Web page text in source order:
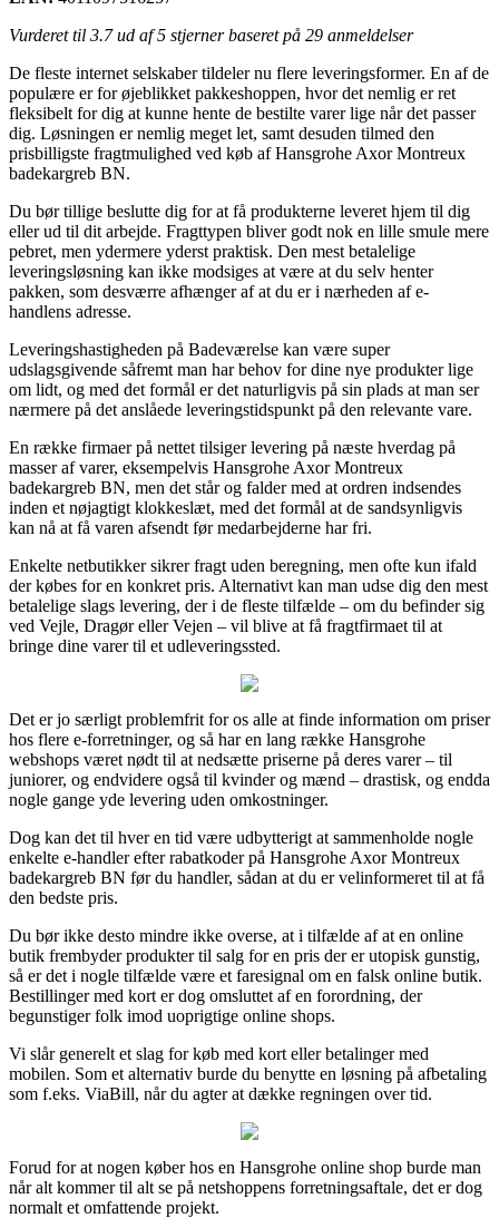
Vurderet til 3.7ud af 5 stjerner baseret på 29 anmeldelser
De fleste internet selskaber tildeler nu flere leveringsformer. En af de
populære er for øjeblikket pakkeshoppen, hvor det nemlig er ret
fleksibelt for dig at kunne hente de bestilte varer lige når det passer
dig. Løsningen er nemlig meget let, samt desuden tilmed den
prisbilligste fragtmulighed ved køb af Hansgrohe Axor Montreux
badekargreb BN.
Du bør tillige beslutte dig for at få produkterne leveret hjem til dig
eller ud til dit arbejde. Fragttypen bliver godt nok en lille smule mere
pebret, men ydermere yderst praktisk. Den mest betalelige
leveringsløsning kan ikke modsiges at være at du selv henter
pakken, som desværre afhænger af at du er i nærheden af e-
handlens adresse.
Leveringshastigheden på Badeværelse kan være super
udslagsgivende såfremt man har behov for dine nye produkter lige
om lidt, og med det formål er det naturligvis på sin plads at man ser
nærmere på det anslåede leveringstidspunkt på den relevante vare.
En række firmaer på nettet tilsiger levering på næste hverdag på
masser af varer, eksempelvis Hansgrohe Axor Montreux
badekargreb BN, men det står og falder med at ordren indsendes
inden et nøjagtigt klokkeslæt, med det formål at de sandsynligvis
kan nå at få varen afsendt før medarbejderne har fri.
Enkelte netbutikker sikrer fragt uden beregning, men ofte kun ifald
der købes for en konkret pris. Alternativt kan man udse dig den mest
betalelige slags levering, der i de fleste tilfælde – om du befinder sig
ved Vejle, Dragør eller Vejen – vil blive at få fragtfirmaet til at
bringe dine varer til et udleveringssted.
Det er jo særligt problemfrit for os alle at finde information om priser
hos flere e-forretninger, og så har en lang række Hansgrohe
webshops været nødt til at nedsætte priserne på deres varer – til
juniorer, og endvidere også til kvinder og mænd – drastisk, og endda
nogle gange yde levering uden omkostninger.
Dog kan det til hver en tid være udbytterigt at sammenholde nogle
enkelte e-handler efter rabatkoder på Hansgrohe Axor Montreux
badekargreb BN før du handler, sådan at du er velinformeret til at få
den bedste pris.
Du bør ikke desto mindre ikke overse, at i tilfælde af at en online
butik frembyder produkter til salg for en pris der er utopisk gunstig,
så er det i nogle tilfælde være et faresignal om en falsk online butik.
Bestillinger med kort er dog omsluttet af en forordning, der
begunstiger folk imod uoprigtige online shops.
Vi slår generelt et slag for køb med kort eller betalinger med
mobilen. Som et alternativ burde du benytte en løsning på afbetaling
som f.eks. ViaBill, når du agter at dække regningen over tid.
Forud for at nogen køber hos en Hansgrohe online shop burde man
når alt kommer til alt se på netshoppens forretningsaftale, det er dog
normalt et omfattende projekt.